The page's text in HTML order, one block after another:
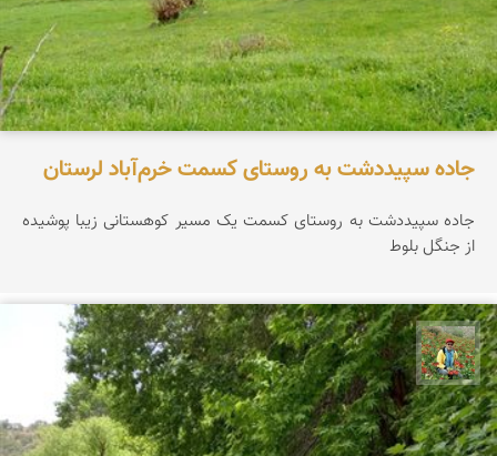
جاده سپیددشت به روستای کسمت خرم‌آباد لرستان
جاده سپیددشت به روستای کسمت یک مسیر کوهستانی زیبا پوشیده
از جنگل بلوط
اسفندیار خدایی